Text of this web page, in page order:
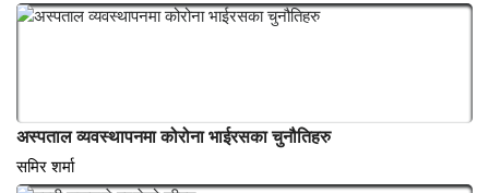
इनद्रकान्त शर्मा
अनुभब/अनुभूति